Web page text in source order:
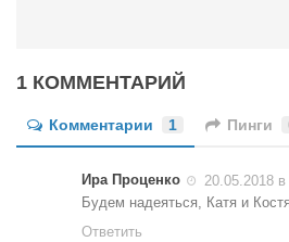
1 КОММЕНТАРИЙ
Комментарии 1 Пинги
Ира Проценко
20.05.2018
Будем надеяться, Катя и
Ответить